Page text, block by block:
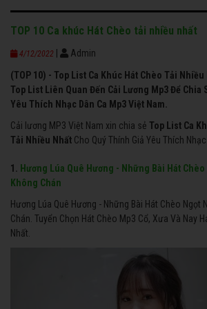
TOP 10 Ca khúc Hát Chèo tải nhiều nhất
4/12/2022 Admin
(TOP 10) - Top List Ca Khúc Hát Chèo Tải Nhiều
Top List Liên Quan Đến Cải Lương Mp3 Để Chia
Yêu Thích Nhạc Dân Ca Mp3 Việt Nam.
Cải lương MP3 Việt Nam xin chia sẻ Top List Ca
Tải Nhiều Nhất Cho Quý Thính Giả Yêu Thích
1.
Hương Lúa Quê Hương - Những Bài Hát
Không Chán
Hương Lúa Quê Hương - Những Bài Hát Chèo Ngọt
Chán. Tuyển Chọn Hát Chèo Mp3 Cổ, Xưa Và Nay
Nhất.